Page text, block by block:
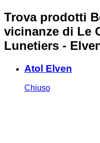
Trova prodotti
vicinanze di Le
Lunetiers -
Atol Elven
Chiuso